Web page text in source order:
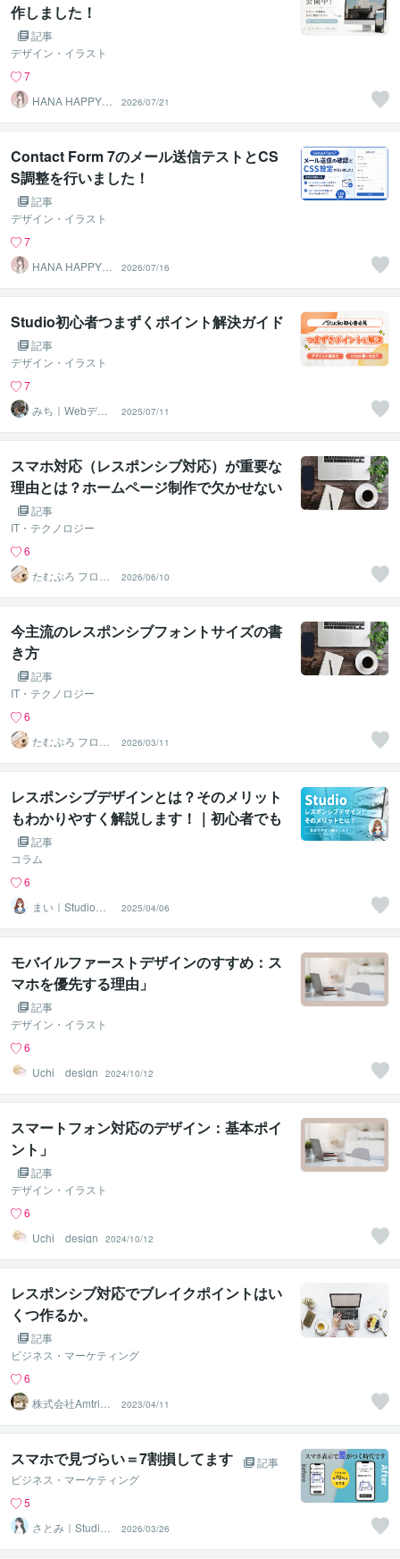
作しました！
記事
デザイン・イラスト
7
HANA HAPPY 8
2026/07/21
Contact Form 7のメール送信テストとCS
S調整を行いました！
記事
デザイン・イラスト
7
HANA HAPPY 8
2026/07/16
Studio初心者つまずくポイント解決ガイド
記事
デザイン・イラスト
7
みち｜Webデザ
インパートナー
2025/07/11
スマホ対応（レスポンシブ対応）が重要な
理由とは？ホームページ制作で欠かせない
ポイントを解説
記事
IT・テクノロジー
6
たむぷろ フロン
トエンジニア
2026/06/10
今主流のレスポンシブフォントサイズの書
き方
記事
IT・テクノロジー
6
たむぷろ フロン
トエンジニア
2026/03/11
レスポンシブデザインとは？そのメリット
もわかりやすく解説します！｜初心者でも
扱いやすいホームページ作成ツールStudio
記事
コラム
6
まい｜Studio専
門・ホームペー
ジ制作
2025/04/06
モバイルファーストデザインのすすめ：ス
マホを優先する理由」
記事
デザイン・イラスト
6
Uchi design
2024/10/12
スマートフォン対応のデザイン：基本ポイ
ント」
記事
デザイン・イラスト
6
Uchi design
2024/10/12
レスポンシブ対応でブレイクポイントはい
くつ作るか。
記事
ビジネス・マーケティング
6
株式会社Amtrix
（アントリック
ス）
2023/04/11
スマホで見づらい＝7割損してます
記事
ビジネス・マーケティング
5
さとみ｜Studio
実装・修正対応
2026/03/26